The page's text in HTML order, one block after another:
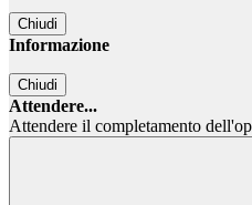
Chiudi
Informazione
Chiudi
Attendere...
Attendere il completamento